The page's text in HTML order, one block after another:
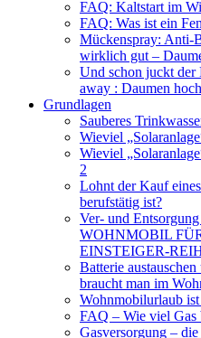
FAQ: Kaltstart im
FAQ: Was ist ein
Mückenspray: Anti-
wirklich gut –
Und schon juckt der
away : Daumen
Grundlagen
Sauberes
Wieviel
Wieviel
2
Lohnt der Kauf
berufstätig ist?
Ver- und
WOHNMOBIL
EINSTEIGER-
Batterie
braucht man im
Wohnmobilurlaub
FAQ – Wie viel Gas
Gasversorgung –